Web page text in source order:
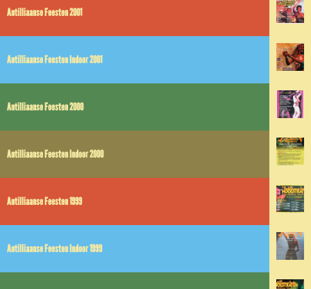
Antilliaanse Feesten 2001
Antilliaanse Feesten Indoor 2001
Antilliaanse Feesten 2000
Antilliaanse Feesten Indoor 2000
Antilliaanse Feesten 1999
Antilliaanse Feesten Indoor 1999